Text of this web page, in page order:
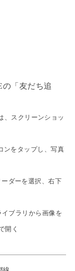
「友だち追
スクリーンショッ
ンをタップし、写真
ダーを選択、右下
ブラリから画像を
開く